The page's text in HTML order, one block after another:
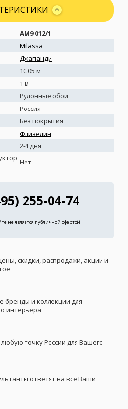
AM9 012/1
Milassa
Джапанди
10.05 м
1 м
Рулонные обои
Россия
Без покрытия
Флизелин
2-4 дня
Нет
255-04-74
не является публичной офертой
скидки, распродажи, акции и
бренды и коллекции для
интерьера
точку России для Вашего
ответят на все Ваши